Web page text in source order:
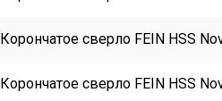
Корончатое сверло FEIN HSS
Корончатое сверло FEIN HSS